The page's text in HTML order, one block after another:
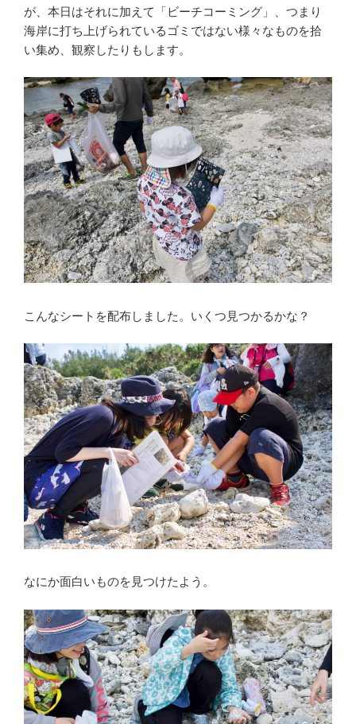
が、本日はそれに加えて「ビーチコーミング」、つまり
海岸に打ち上げられているゴミではない様々なものを拾
い集め、観察したりもします。
こんなシートを配布しました。いくつ見つかるかな？
なにか面白いものを見つけたよう。